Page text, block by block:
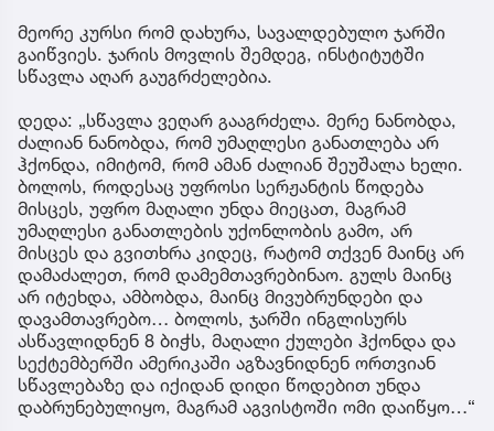
მეორე კურსი რომ დახურა, სავალდებულო ჯარში
გაიწვიეს. ჯარის მოვლის შემდეგ, ინსტიტუტში
სწავლა აღარ გაუგრძელებია.
დედა: „სწავლა ვეღარ გააგრძელა. მერე ნანობდა,
ძალიან ნანობდა, რომ უმაღლესი განათლება არ
ჰქონდა, იმიტომ, რომ ამან ძალიან შეუშალა ხელი.
ბოლოს, როდესაც უფროსი სერჟანტის წოდება
მისცეს, უფრო მაღალი უნდა მიეცათ, მაგრამ
უმაღლესი განათლების უქონლობის გამო, არ
მისცეს და გვითხრა კიდეც, რატომ თქვენ მაინც არ
დამაძალეთ, რომ დამემთავრებინაო. გულს მაინც
არ იტეხდა, ამბობდა, მაინც მივუბრუნდები და
დავამთავრებო… ბოლოს, ჯარში ინგლისურს
ასწავლიდნენ 8 ბიჭს, მაღალი ქულები ჰქონდა და
სექტემბერში ამერიკაში აგზავნიდნენ ორთვიან
სწავლებაზე და იქიდან დიდი წოდებით უნდა
დაბრუნებულიყო, მაგრამ აგვისტოში ომი დაიწყო…“